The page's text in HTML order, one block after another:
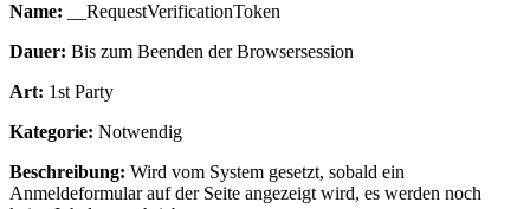
Name: __RequestVerificationToken
Dauer: Bis zum Beenden der Browsersession
Art: 1st Party
Kategorie: Notwendig
Beschreibung: Wird vom System gesetzt, sobald ein
Anmeldeformular auf der Seite angezeigt wird, es werden noch